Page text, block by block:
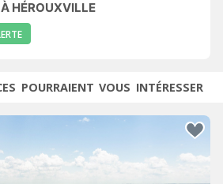
HÉROUXVILLE
POURRAIENT VOUS INTÉRESSER